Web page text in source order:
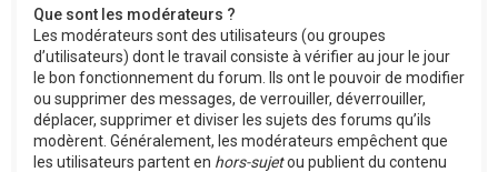
Que sont les modérateurs ?
Les modérateurs sont des utilisateurs (ou groupes
d’utilisateurs) dont le travail consiste à vérifier au jour le jour
le bon fonctionnement du forum. Ils ont le pouvoir de modifier
ou supprimer des messages, de verrouiller, déverrouiller,
déplacer, supprimer et diviser les sujets des forums qu’ils
modèrent. Généralement, les modérateurs empêchent que
les utilisateurs partent en hors-sujetou publient du contenu